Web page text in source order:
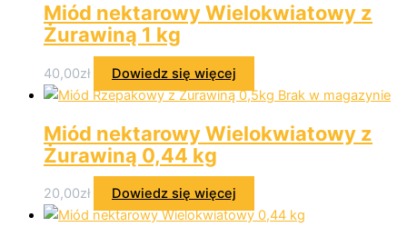
Miód nektarowy Wielokwiatowy z
Żurawiną 1 kg
40,00zł
Dowiedz się więcej
Brak w magazynie
Miód nektarowy Wielokwiatowy z
Żurawiną 0,44 kg
20,00zł Dowiedz się więcej